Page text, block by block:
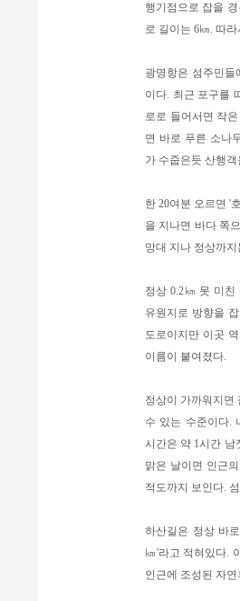
행기점으로 잡을
로 길이는 6㎞. 따
광명항은 섬주민
이다. 최근 포구를
로로 들어서면 작
면 바로 푸른 소나
가 수줍은듯 산행
한 20여분 오르면 '
을 지나면 바다 쪽
망대 지나 정상까
정상 0.2㎞ 못 미친
유원지로 방향을
도로이지만 이곳
이름이 붙여졌다.
정상이 가까워지면
수 있는 수준이다.
시간은 약 1시간 남
맑은 날이면 인근
적도까지 보인다.
하산길은 정상 바
㎞'라고 적혀있다.
인근에 조성된 자